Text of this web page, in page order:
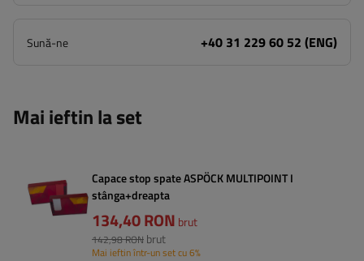
Sună-ne +40 31 229 60 52 (ENG)
Mai ieftin la set
Capace stop spate ASPÖCK MULTIPOINT I
stânga+dreapta
134,40 RON brut
142,98 RON brut
Mai ieftin într-un set cu 6%